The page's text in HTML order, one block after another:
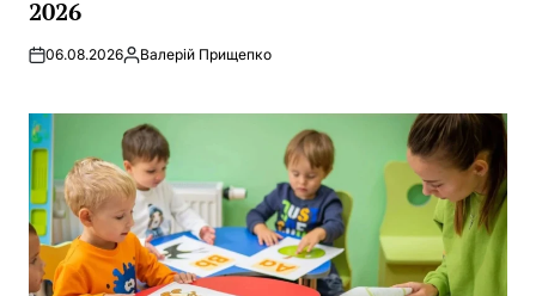
2026
06.08.2026Posted
Валерій Прищепко